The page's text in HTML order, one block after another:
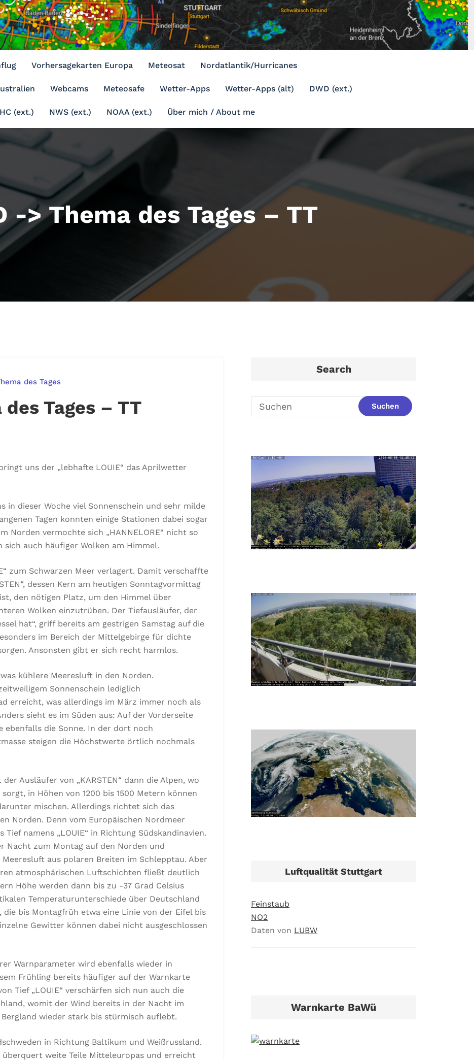
Vorhersagekarten Europa Meteosat Nordatlantik/Hurricanes
Webcams Meteosafe Wetter-Apps Wetter-Apps (alt) DWD (ext.)
(ext.) NWS (ext.) NOAA (ext.) Über mich / About me
-> Thema des Tages – TT
des Tages
Tages – TT
uns der „lebhafte LOUIE“ das Aprilwetter
in dieser Woche viel Sonnenschein und sehr milde
Tagen konnten einige Stationen dabei sogar
Norden vermochte sich „HANNELORE“ nicht so
auch häufiger Wolken am Himmel.
zum Schwarzen Meer verlagert. Damit verschaffte
dessen Kern am heutigen Sonntagvormittag
den nötigen Platz, um den Himmel über
Wolken einzutrüben. Der Tiefausläufer, der
hat“, griff bereits am gestrigen Samstag auf die
im Bereich der Mittelgebirge für dichte
Ansonsten gibt er sich recht harmlos.
kühlere Meeresluft in den Norden.
Sonnenschein lediglich
erreicht, was allerdings im März immer noch als
sieht es im Süden aus: Auf der Vorderseite
ebenfalls die Sonne. In der dort noch
steigen die Höchstwerte örtlich nochmals
Ausläufer von „KARSTEN“ dann die Alpen, wo
in Höhen von 1200 bis 1500 Metern können
mischen. Allerdings richtet sich das
Norden. Denn vom Europäischen Nordmeer
namens „LOUIE“ in Richtung Südskandinavien.
Nacht zum Montag auf den Norden und
aus polaren Breiten im Schlepptau. Aber
atmosphärischen Luftschichten fließt deutlich
Höhe werden dann bis zu -37 Grad Celsius
Temperaturunterschiede über Deutschland
bis Montagfrüh etwa eine Linie von der Eifel bis
Gewitter können dabei nicht ausgeschlossen
Warnparameter wird ebenfalls wieder in
Frühling bereits häufiger auf der Warnkarte
Tief „LOUIE“ verschärfen sich nun auch die
womit der Wind bereits in der Nacht im
wieder stark bis stürmisch auflebt.
in Richtung Baltikum und Weißrussland.
überquert weite Teile Mitteleuropas und erreicht
Search
Luftqualität Stuttgart
Feinstaub
NO2
Daten von LUBW
Warnkarte BaWü